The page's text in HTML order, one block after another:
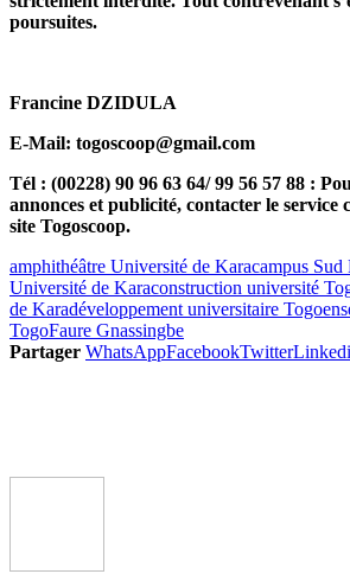
poursuites.
Francine DZIDULA
E-Mail: togoscoop@gmail.com
Tél : (00228) 90 96 63 64/ 99 56 57 88 :
annonces et publicité, contacter le service
site Togoscoop.
amphithéâtre Université de Karacampus Sud
Université de Karaconstruction université
de Karadéveloppement universitaire Togo
TogoFaure Gnassingbe
Partager WhatsAppFacebookTwitter